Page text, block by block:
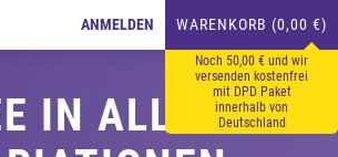
ANMELDEN WARENKORB (0,00 €)
Noch 50,00 € und wir
versenden kostenfrei
mit DPD Paket
innerhalb von
Deutschland
IN ALLEN